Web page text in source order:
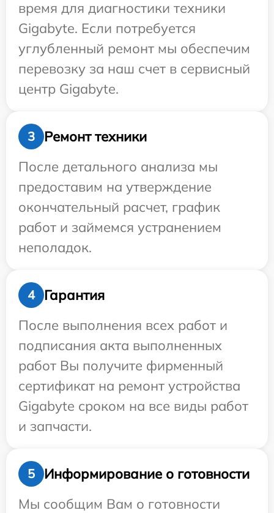
время для диагностики техники
Gigabyte. Если потребуется
углубленный ремонт мы обеспечим
перевозку за наш счет в сервисный
центр Gigabyte.
3
Ремонт техники
После детального анализа мы
предоставим на утверждение
окончательный расчет, график
работ и займемся устранением
неполадок.
4
Гарантия
После выполнения всех работ и
подписания акта выполненных
работ Вы получите фирменный
сертификат на ремонт устройства
Gigabyte сроком на все виды работ
и запчасти.
5
Информирование о готовности
Мы сообщим Вам о готовности